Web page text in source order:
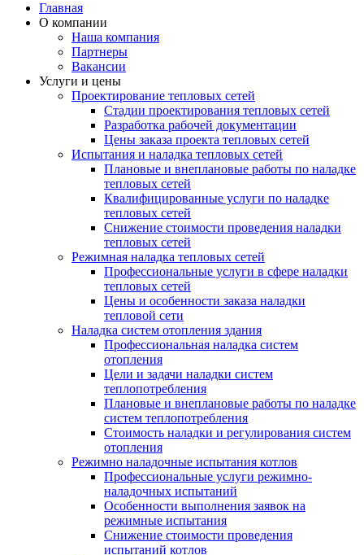
Главная
О компании
Наша компания
Партнеры
Вакансии
Услуги и цены
Проектирование тепловых сетей
Стадии проектирования тепловых сетей
Разработка рабочей документации
Цены заказа проекта тепловых сетей
Испытания и наладка тепловых сетей
Плановые и внеплановые работы по наладке
тепловых сетей
Квалифицированные услуги по наладке
тепловых сетей
Снижение стоимости проведения наладки
тепловых сетей
Режимная наладка тепловых сетей
Профессиональные услуги в сфере наладки
тепловых сетей
Цены и особенности заказа наладки
тепловой сети
Наладка систем отопления здания
Профессиональная наладка систем
отопления
Цели и задачи наладки систем
теплопотребления
Плановые и внеплановые работы по наладке
систем теплопотребления
Стоимость наладки и регулирования систем
отопления
Режимно наладочные испытания котлов
Профессиональные услуги режимно-
наладочных испытаний
Особенности выполнения заявок на
режимные испытания
Снижение стоимости проведения
испытаний котлов